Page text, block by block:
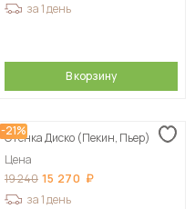
за 1 день
В корзину
-21%
Стенка Диско (Пекин, Пьер)
Цена
19 240 15 270
за 1 день